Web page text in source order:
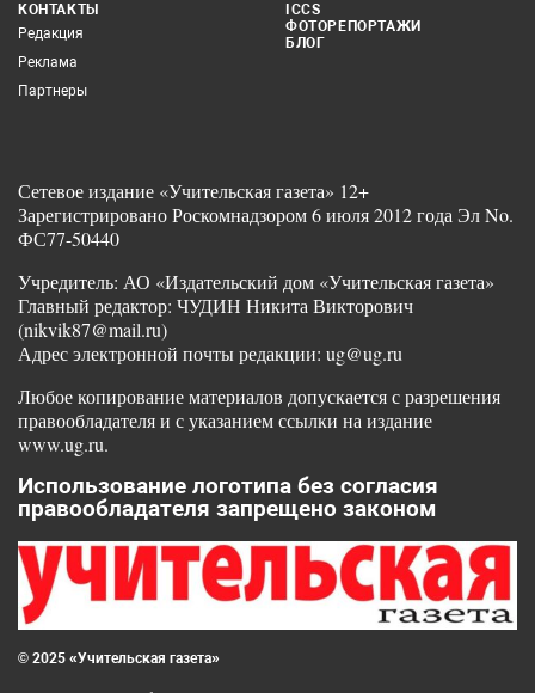
КОНТАКТЫ
Редакция
Реклама
Партнеры
ICCS
ФОТОРЕПОРТАЖИ
БЛОГ
Сетевое издание «Учительская газета» 12+
Зарегистрировано Роскомнадзором 6 июля 2012 года Эл No.
ФС77-50440
Учредитель: АО «Издательский дом «Учительская газета»
Главный редактор: ЧУДИН Никита Викторович
(nikvik87@mail.ru)
Адрес электронной почты редакции: ug@ug.ru
Любое копирование материалов допускается с разрешения
правообладателя и с указанием ссылки на издание
www.ug.ru.
Использование логотипа без согласия
правообладателя запрещено законом
© 2025 «Учительская газета»